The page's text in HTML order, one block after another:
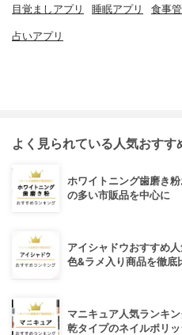
目覚ましアプリ 睡眠アプリ 食事
占いアプリ
よく見られている人気おすす
ホワイトニング歯磨き
の多い市販品を中心に
アイシャドウおすすめ
色&ラメ入り商品を徹底
マニキュア人気ランキ
乾タイプのネイルポリッ